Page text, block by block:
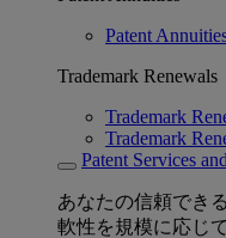
Patent
Trademark Renewals
Trademark
Trademark
Patent Services
あなたの信頼でき
軟性を規模に応じ